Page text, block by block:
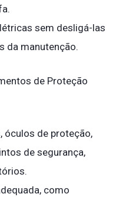
sem desligá-las
da manutenção.
de Proteção
óculos de proteção,
de segurança,
como